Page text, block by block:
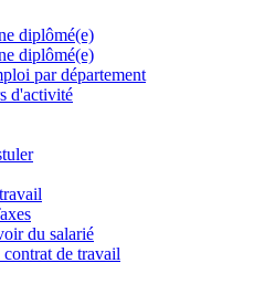
diplômé(e)
diplômé(e)
par département
d'activité
du salarié
de travail